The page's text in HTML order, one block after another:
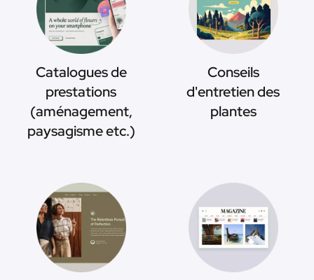
Catalogues de
prestations
(aménagement,
paysagisme etc.)
Conseils
d'entretien des
plantes